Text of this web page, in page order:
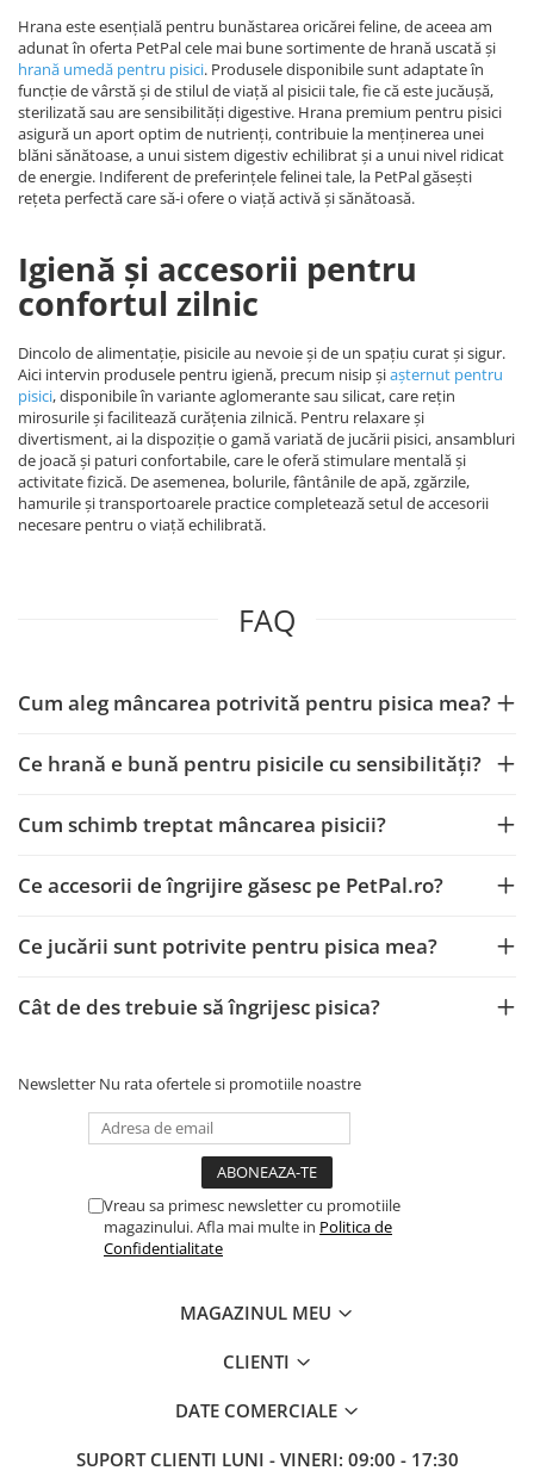
Hrana este esențială pentru bunăstarea oricărei feline, de aceea am
adunat în oferta PetPal cele mai bune sortimente de hrană uscată și
hrană umedă pentru pisici. Produsele disponibile sunt adaptate în
funcție de vârstă și de stilul de viață al pisicii tale, fie că este jucăușă,
sterilizată sau are sensibilități digestive. Hrana premium pentru pisici
asigură un aport optim de nutrienți, contribuie la menținerea unei
blăni sănătoase, a unui sistem digestiv echilibrat și a unui nivel ridicat
de energie. Indiferent de preferințele felinei tale, la PetPal găsești
rețeta perfectă care să-i ofere o viață activă și sănătoasă.
Igienă și accesorii pentru
confortul zilnic
Dincolo de alimentație, pisicile au nevoie și de un spațiu curat și sigur.
Aici intervin produsele pentru igienă, precum nisip șiașternut pentru
pisici, disponibile în variante aglomerante sau silicat, care rețin
mirosurile și facilitează curățenia zilnică. Pentru relaxare și
divertisment, ai la dispoziție o gamă variată de jucării pisici, ansambluri
de joacă și paturi confortabile, care le oferă stimulare mentală și
activitate fizică. De asemenea, bolurile, fântânile de apă, zgărzile,
hamurile și transportoarele practice completează setul de accesorii
necesare pentru o viață echilibrată.
FAQ
Cum aleg mâncarea potrivită pentru pisica mea?
Ce hrană e bună pentru pisicile cu sensibilități?
Cum schimb treptat mâncarea pisicii?
Ce accesorii de îngrijire găsesc pe PetPal.ro?
Ce jucării sunt potrivite pentru pisica mea?
Cât de des trebuie să îngrijesc pisica?
Newsletter Nu rata ofertele si promotiile noastre
Vreau sa primesc newsletter cu promotiile
magazinului. Afla mai multe in Politica de
Confidentialitate
MAGAZINUL MEU
CLIENTI
DATE COMERCIALE
SUPORT CLIENTI LUNI - VINERI: 09:00 - 17:30